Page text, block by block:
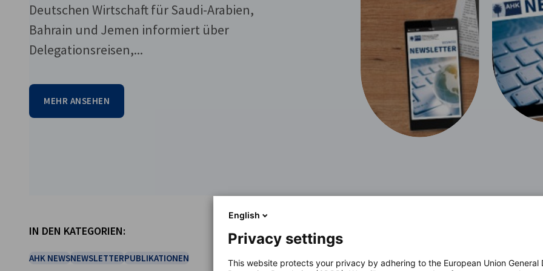
Deutschen Wirtschaft für Saudi-Arabien,
Bahrain und Jemen informiert über
Delegationsreisen,...
MEHR ANSEHEN
IN DEN KATEGORIEN:
AHK NEWSNEWSLETTERPUBLIKATIONEN
English
Privacy settings
This website protects your privacy by adhering to the European Union General